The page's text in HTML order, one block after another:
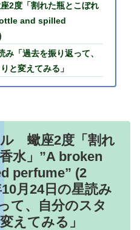
2度「割れた瓶とこぼれ
and spilled
「過去を振り返って、
と変えてみる」
蠍座2度「割れ
水」”A broken
perfume” (2
月24日の星読み
て、自分のスタ
えてみる」